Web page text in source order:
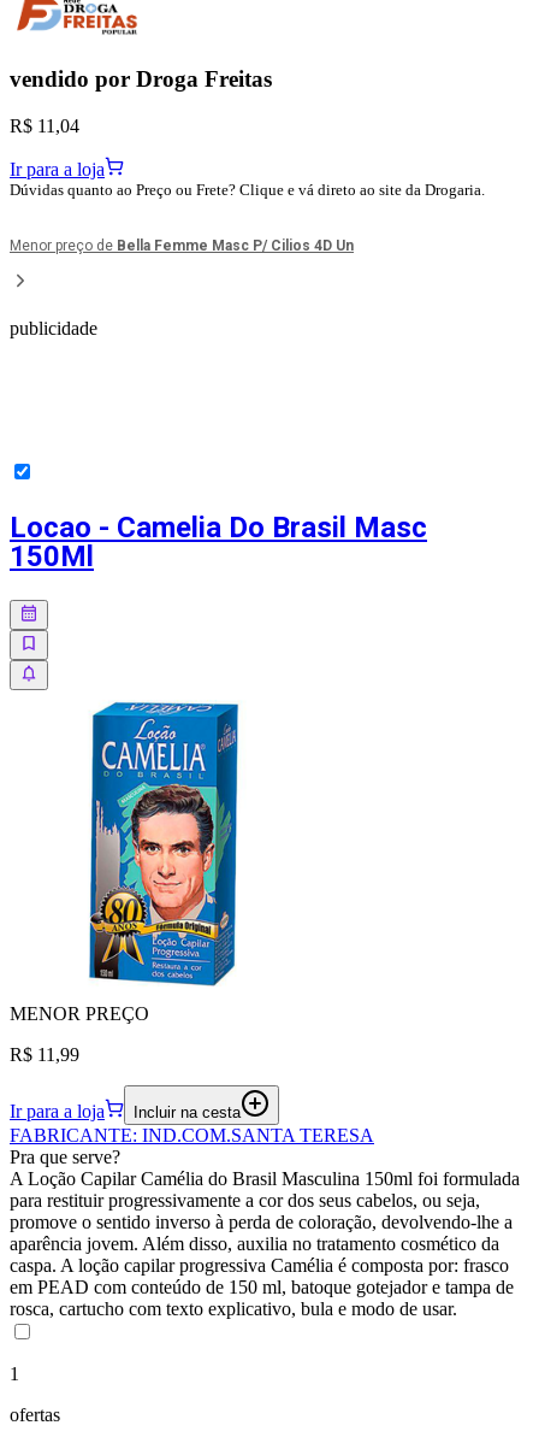
vendido por Droga Freitas
R$ 11,04
Ir para a loja
Dúvidas quanto ao Preço ou Frete? Clique e vá direto ao site da Drogaria.
Menor preço de Bella Femme Masc P/ Cilios 4D Un
publicidade
Locao - Camelia Do Brasil Masc
150Ml
MENOR PREÇO
R$ 11,99
Ir para a loja Incluir na cesta
FABRICANTE: IND.COM.SANTA TERESA
Pra que serve?
A Loção Capilar Camélia do Brasil Masculina 150ml foi formulada
para restituir progressivamente a cor dos seus cabelos, ou seja,
promove o sentido inverso à perda de coloração, devolvendo-lhe a
aparência jovem. Além disso, auxilia no tratamento cosmético da
caspa. A loção capilar progressiva Camélia é composta por: frasco
em PEAD com conteúdo de 150 ml, batoque gotejador e tampa de
rosca, cartucho com texto explicativo, bula e modo de usar.
1
ofertas